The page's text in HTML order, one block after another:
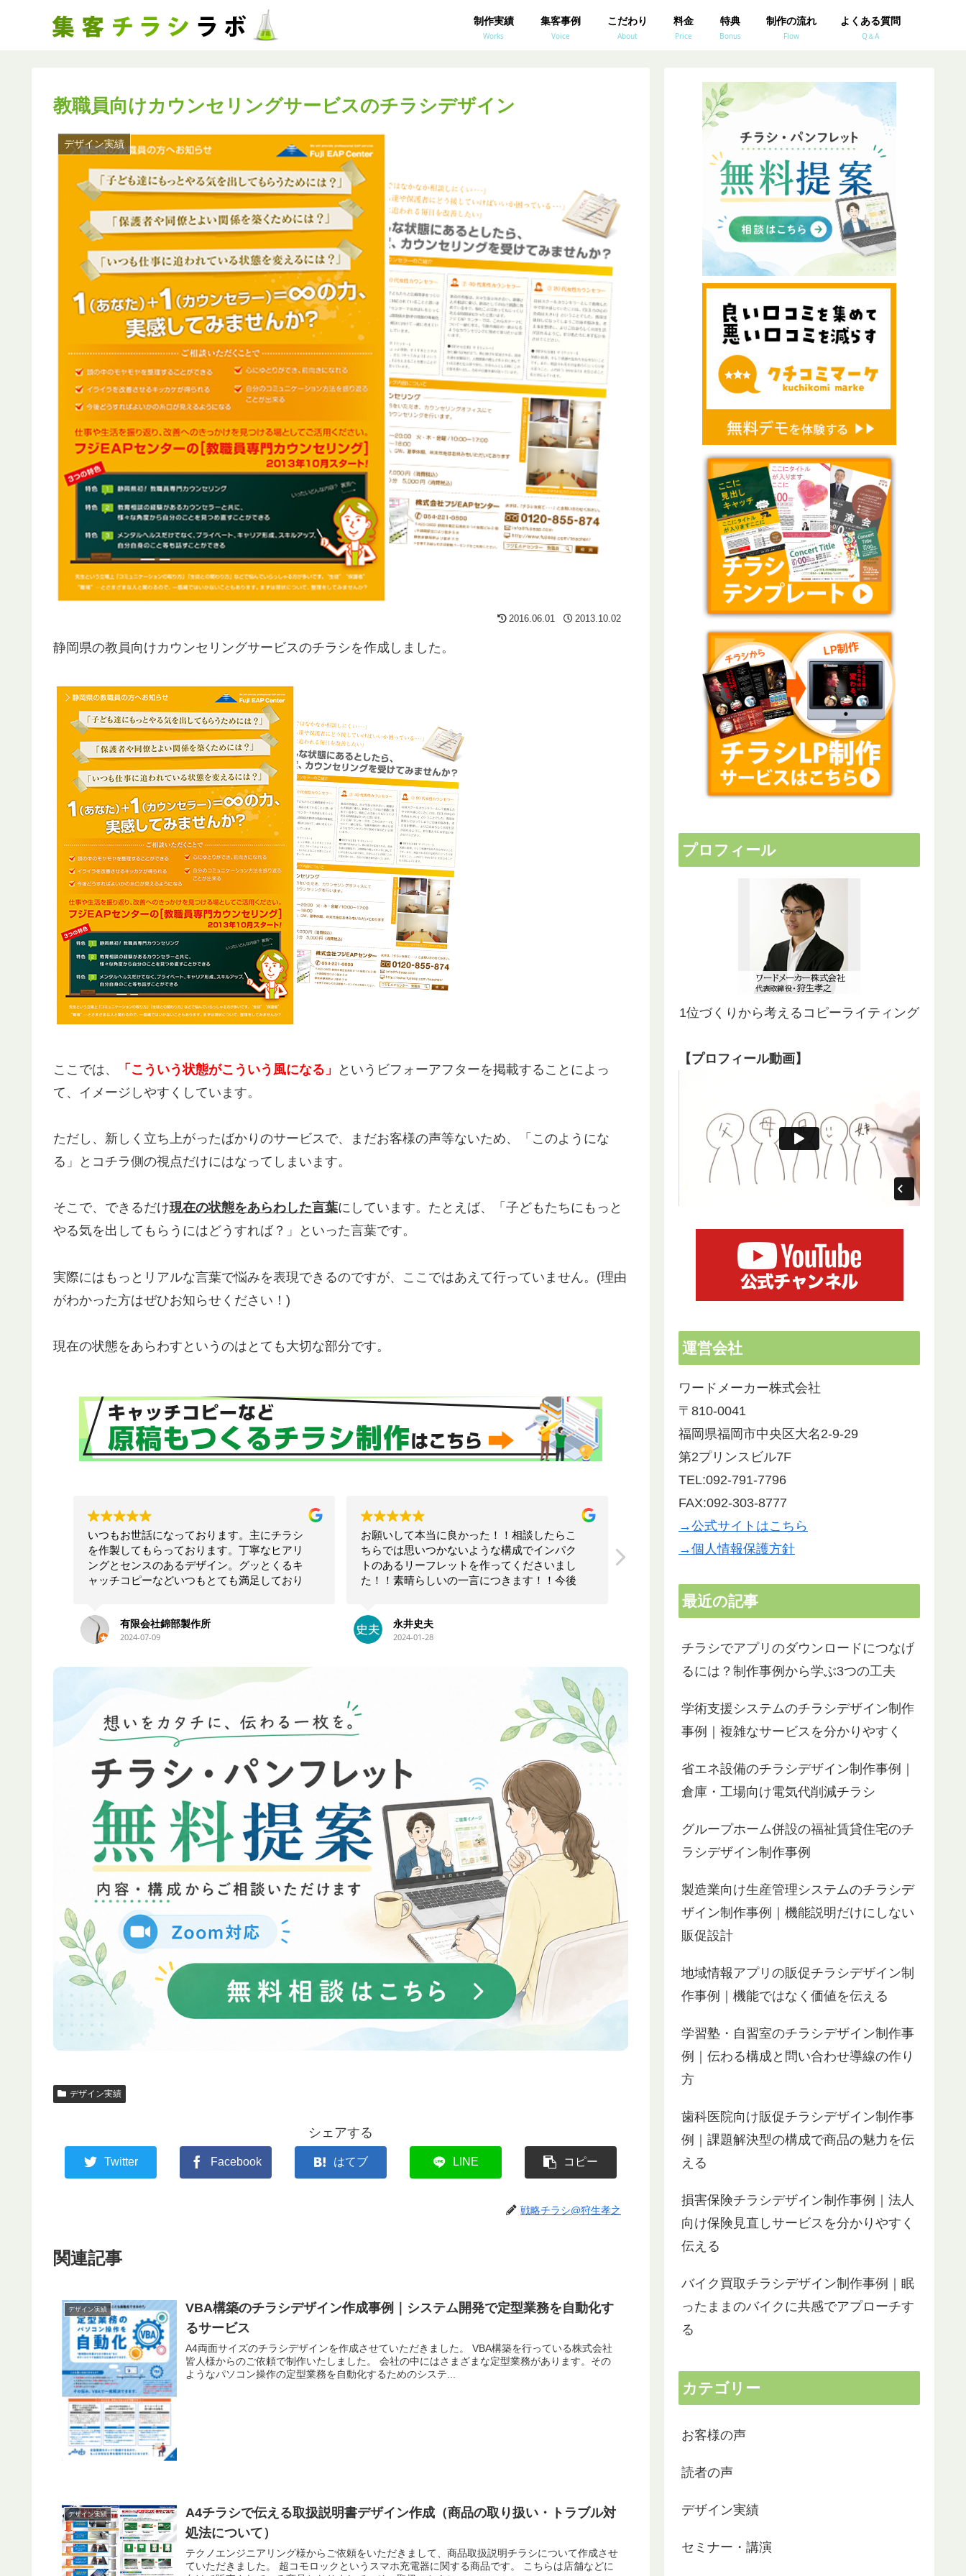
制作実績
Works
集客事例
Voice
こだわり
About
料金
Price
特典
Bonus
制作の流れ
Flow
よくある質問
Q＆A
教職員向けカウンセリングサービスのチラシデザイン
デザイン実績
2016.06.01 2013.10.02
静岡県の教員向けカウンセリングサービスのチラシを作成しました。
ここでは、 「こういう状態がこういう風になる」
というビフォーアフターを掲載することによっ
て、イメージしやすくしています。
ただし、新しく立ち上がったばかりのサービスで、まだお客様の声等ないため、「このようにな
る」とコチラ側の視点だけにはなってしまいます。
そこで、できるだけ現在の状態をあらわした言葉にしています。たとえば、「子どもたちにもっと
やる気を出してもらうにはどうすれば？」といった言葉です。
実際にはもっとリアルな言葉で悩みを表現できるのですが、ここではあえて行っていません。(理由
がわかった方はぜひお知らせください！)
現在の状態をあらわすというのはとても大切な部分です。
お願いして本当に良かった！！相談したらこ
ちらでは思いつかないような構成でインパク
トのあるリーフレットを作ってくださいまし
た！！素晴らしいの一言につきます！！今後
永井史夫
2024-01-28
コーチとして独立してから、ずっとお世話に
なっています。
これまでに、ホームページやチラシ、リーフ
レットや名刺を作っていただきました。
流れがわかりやすく整理できるだけでなく、
私の強みや持ち味がちゃんと伝えられます。
ザインや色使いもとても気に入っています。
私自身が見たくなるような、楽しくなるよう
な、そんなホームページや名刺になっていま
私の希望や修正したいことも、気軽に相談で
きます。また、ホームページ操作上のトラブ
ル時にも、すぐに修正していただけるので、
とても心強いです。
今後も引き続き、よろしくお願いいたしま
す。
大澤貴子
2023-12-22
リーフレットの制作でお世話になりました。
開業間もないため、できるだけ経費を抑えた
ではいつまでかかるかわからない。思いばか
りあっても素人が作るには限界があると気づ
ワードメーカーさんにたどり着きました。ホ
ームページや狩生さんのYouTubeもみて、何
かピンとくるものがありました。
後はメールのやり取りで詳細を詰めていく形
で約1か月で納品となりました。
その間、自分では何もする必要はなく、こち
ちゃんと伝わっているのか心配になるくらい
でした。
さすがプロですね。
くちりばめられており、私の思いがしっかり
くみ取られていて、見る人（対象者）への気
遣いと思いやりが感じられて、それでいて迷
じられるものに仕上がっていました。
私の希望通り、いえそれ以上の出来でした。
センスが良くて、おしゃれで、内容がしっか
りあるのにわかりやすく大満足の出来です。
早くいろんなところに宣伝しまくりたいで
狩生さんは、WEB集客の専門家なので今回リ
ーフレットとは直接関係のないことも親身に
教えてくださりアドバイスもいただき、とて
本当は同業他社の人には内緒にしておきたい
ところですが、とても良かったので、自分の
会社がまだ周知されていなくて何か宣伝でき
ないかなって悩んでいる人が居たらぜひ一度
いいと思います。
おススメします。
デザイン実績
シェアする
Twitter Facebook はてブ LINE コピー
戦略チラシ@狩生孝之
関連記事
デザイン実績
VBA構築のチラシデザイン作成事例｜システム開発で定型業務を自動化す
るサービス
A4両面サイズのチラシデザインを作成させていただきました。 VBA構築を行っている株式会社
皆人様からのご依頼で制作いたしました。 会社の中にはさまざまな定型業務があります。その
ようなパソコン操作の定型業務を自動化するためのシステ...
デザイン実績
A4チラシで伝える取扱説明書デザイン作成（商品の取り扱い・トラブル対
処法について）
テクノエンジニアリング様からご依頼をいただきまして、商品取扱説明チラシについて作成させ
ていただきました。 超コモロックというスマホ充電器に関する商品です。 こちらは店舗などに
プロフィール
1位づくりから考えるコピーライティング
【プロフィール動画】
運営会社
ワードメーカー株式会社
〒810-0041
福岡県福岡市中央区大名2-9-29
第2プリンスビル7F
TEL:092-791-7796
FAX:092-303-8777
→公式サイトはこちら
→個人情報保護方針
最近の記事
チラシでアプリのダウンロードにつなげ
るには？制作事例から学ぶ3つの工夫
学術支援システムのチラシデザイン制作
事例｜複雑なサービスを分かりやすく
省エネ設備のチラシデザイン制作事例｜
倉庫・工場向け電気代削減チラシ
グループホーム併設の福祉賃貸住宅のチ
ラシデザイン制作事例
製造業向け生産管理システムのチラシデ
ザイン制作事例｜機能説明だけにしない
販促設計
地域情報アプリの販促チラシデザイン制
作事例｜機能ではなく価値を伝える
学習塾・自習室のチラシデザイン制作事
例｜伝わる構成と問い合わせ導線の作り
方
歯科医院向け販促チラシデザイン制作事
例｜課題解決型の構成で商品の魅力を伝
える
損害保険チラシデザイン制作事例｜法人
向け保険見直しサービスを分かりやすく
伝える
バイク買取チラシデザイン制作事例｜眠
ったままのバイクに共感でアプローチす
る
カテゴリー
お客様の声
読者の声
デザイン実績
セミナー・講演